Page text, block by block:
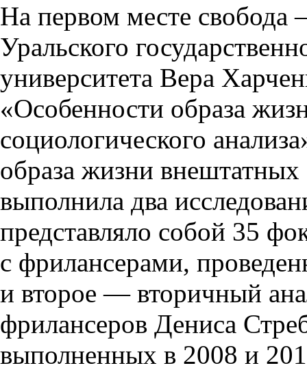
На первом месте свобода
Уральского
университета Вера
«Особенности образа
социологического
образа жизни
выполнила два
представляло собой 35
с фрилансерами,
и второе — вторичный
фрилансеров Дениса
выполненных в 2008 и